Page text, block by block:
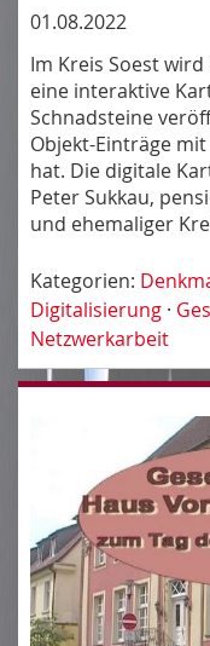
01.08.2022
Im Kreis Soest
eine interaktive
Schnadsteine
Objekt-Einträge
hat. Die digitale
Peter Sukkau,
und ehemaliger
Kategorien:
Digitalisierung ·
Netzwerkarbeit